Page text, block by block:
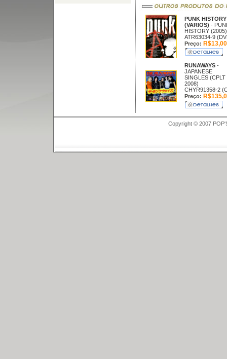
PUNK HISTORY
(VARIOS) -
HISTORY (2005)
ATR63034-9
Preço: R$13,00
RUNAWAYS -
JAPANESE
SINGLES (CPLT
2008)
CHYR91358-2
Preço:
Copyright © 2007